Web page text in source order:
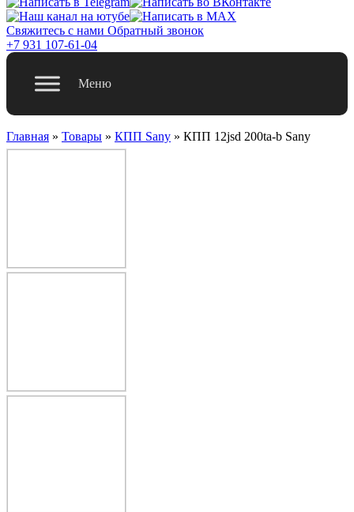
Свяжитесь с нами Обратный звонок
+7 931 107-61-04
Меню
Главная » Товары » КПП Sany » КПП 12jsd 200ta-b Sany